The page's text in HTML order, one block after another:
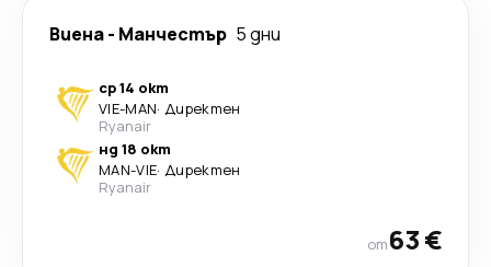
Виена- Манчестър 5 дни
ср 14 окт
VIE-MAN· Директен
Ryanair
нд 18 окт
MAN-VIE· Директен
Ryanair
от63 €